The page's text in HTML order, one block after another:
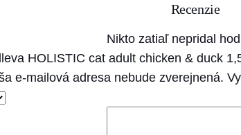
a
t
a
Recenzie
Nikto zatiaľ nepridal
HOLISTIC cat adult chicken & duck
e-mailová adresa nebude zverejnená.